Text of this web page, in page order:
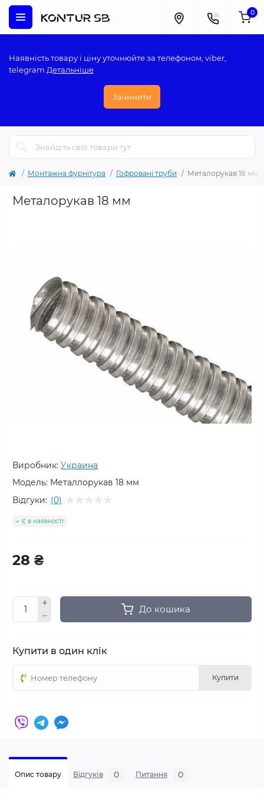
Наявність товару і ціну уточнюйте за телефоном, viber,
telegram Детальніше
Зачинити
0
Монтажна фурнітура Гофровані труби Металорукав 18 мм
Металорукав 18 мм
Виробник: Украина
Модель: Металлорукав 18 мм
Відгуки: (0)
Є в наявності
28 ₴
До кошика
Купити в один клік
Купити
Опис товару Відгуків 0 Питання 0